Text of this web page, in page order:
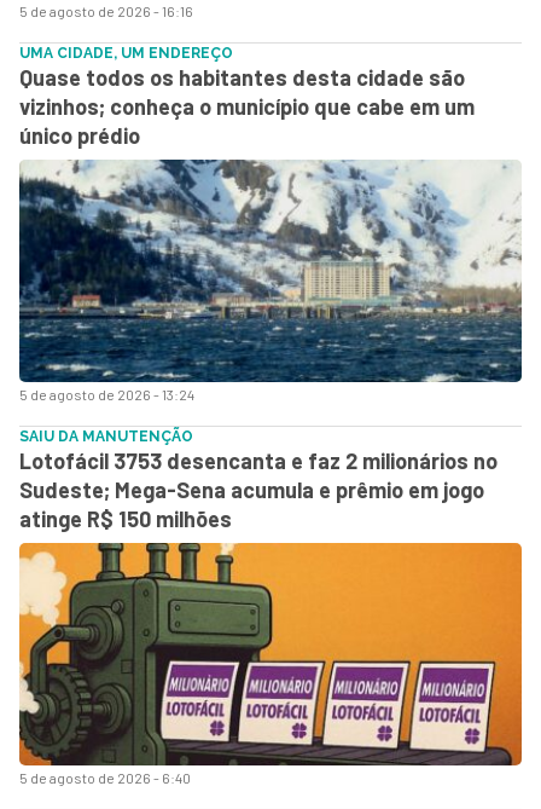
5 de agosto de 2026 - 16:16
5 de agosto de 2026 - 13:24
UMA CIDADE, UM ENDEREÇO
Quase todos os habitantes desta cidade são
vizinhos; conheça o município que cabe em um
único prédio
5 de agosto de 2026 - 6:40
SAIU DA MANUTENÇÃO
Lotofácil 3753 desencanta e faz 2 milionários no
Sudeste; Mega-Sena acumula e prêmio em jogo
atinge R$ 150 milhões